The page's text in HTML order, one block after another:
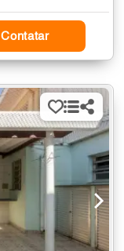
Contatar